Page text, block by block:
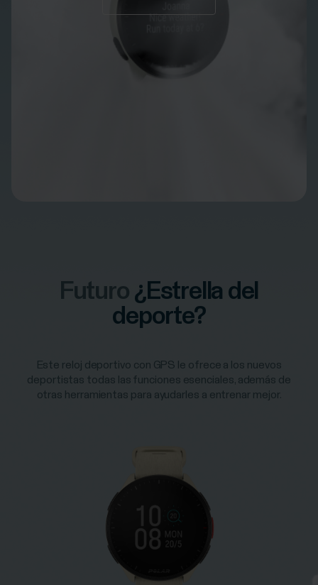
Futuro ¿Estrella del
deporte?
Este reloj deportivo con GPS le ofrece a los nuevos
deportistas todas las funciones esenciales, además de
otras herramientas para ayudarles a entrenar mejor.